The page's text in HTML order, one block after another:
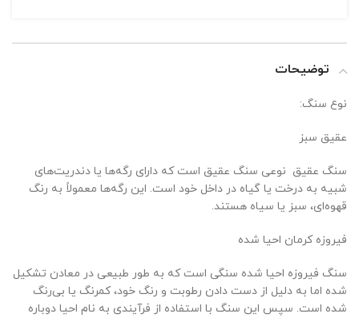
توضیحات
نوع سنگ:
عقیق سبز
سنگ عقیق نوعی سنگ عقیق است که دارای رگه‌ها یا دندریت‌های
شبیه به درخت یا گیاه در داخل خود است. این رگه‌ها معمولاً به رنگ
قهوه‌ای، سبز یا سیاه هستند.
فیروزه کرمان احیا شده
سنگ فیروزه احیا شده سنگی است که به طور طبیعی در معادن تشکیل
شده اما به دلیل از دست دادن رطوبت و رنگ خود، کمرنگ یا بی‌رنگ
شده است. سپس این سنگ با استفاده از فرآیندی به نام احیا دوباره